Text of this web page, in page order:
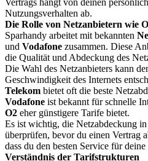
Vertrags hängt von deinen
Nutzungsverhalten ab.
Die Rolle von Netzanbietern wie
Sparhandy arbeitet mit bekannten
und Vodafone zusammen. Diese
die Qualität und Abdeckung des
Die Wahl des Netzanbieters kann
Geschwindigkeit des Internets
Telekom bietet oft die beste
Vodafone ist bekannt für schnelle
O2 eher günstigere Tarife bietet.
Es ist wichtig, die Netzabdeckung
überprüfen, bevor du einen Vertrag
dass du den besten Service für
Verständnis der Tarifstrukturen